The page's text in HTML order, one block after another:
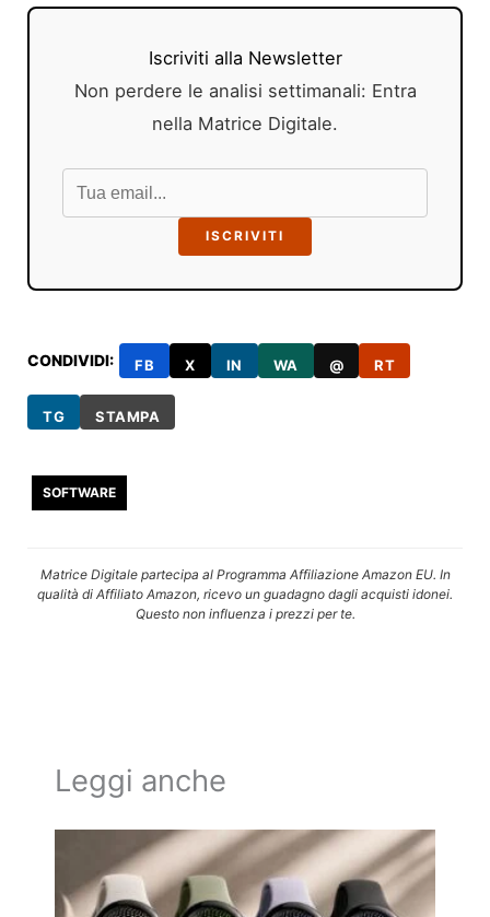
Iscriviti alla Newsletter
Non perdere le analisi settimanali: Entra
nella Matrice Digitale.
ISCRIVITI
CONDIVIDI: FB X IN WA @ RT
TG STAMPA
SOFTWARE
Matrice Digitale partecipa al Programma Affiliazione Amazon EU. In
qualità di Affiliato Amazon, ricevo un guadagno dagli acquisti idonei.
Questo non influenza i prezzi per te.
Leggi anche